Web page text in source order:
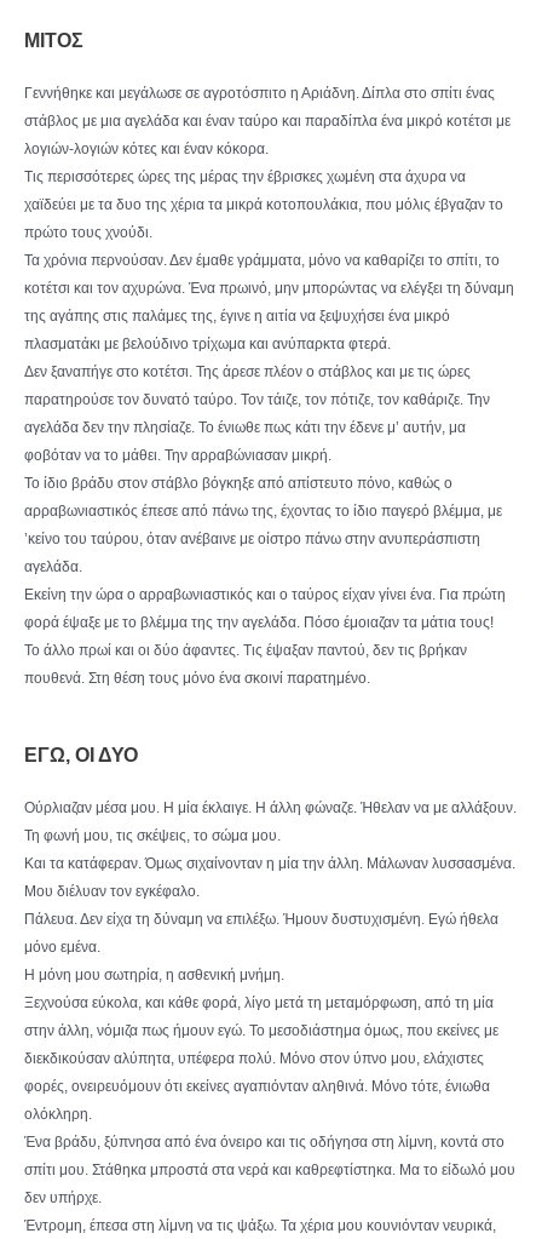
ΜΙΤΟΣ
Γεννήθηκε και μεγάλωσε σε αγροτόσπιτο η Αριάδνη. Δίπλα στο σπίτι ένας
στάβλος με μια αγελάδα και έναν ταύρο και παραδίπλα ένα μικρό κοτέτσι με
λογιών-λογιών κότες και έναν κόκορα.
Τις περισσότερες ώρες της μέρας την έβρισκες χωμένη στα άχυρα να
χαϊδεύει με τα δυο της χέρια τα μικρά κοτοπουλάκια, που μόλις έβγαζαν το
πρώτο τους χνούδι.
Τα χρόνια περνούσαν. Δεν έμαθε γράμματα, μόνο να καθαρίζει το σπίτι, το
κοτέτσι και τον αχυρώνα. Ένα πρωινό, μην μπορώντας να ελέγξει τη δύναμη
της αγάπης στις παλάμες της, έγινε η αιτία να ξεψυχήσει ένα μικρό
πλασματάκι με βελούδινο τρίχωμα και ανύπαρκτα φτερά.
Δεν ξαναπήγε στο κοτέτσι. Της άρεσε πλέον ο στάβλος και με τις ώρες
παρατηρούσε τον δυνατό ταύρο. Τον τάιζε, τον πότιζε, τον καθάριζε. Την
αγελάδα δεν την πλησίαζε. Το ένιωθε πως κάτι την έδενε μ’ αυτήν, μα
φοβόταν να το μάθει. Την αρραβώνιασαν μικρή.
Το ίδιο βράδυ στον στάβλο βόγκηξε από απίστευτο πόνο, καθώς ο
αρραβωνιαστικός έπεσε από πάνω της, έχοντας το ίδιο παγερό βλέμμα, με
’κείνο του ταύρου, όταν ανέβαινε με οίστρο πάνω στην ανυπεράσπιστη
αγελάδα.
Εκείνη την ώρα ο αρραβωνιαστικός και ο ταύρος είχαν γίνει ένα. Για πρώτη
φορά έψαξε με το βλέμμα της την αγελάδα. Πόσο έμοιαζαν τα μάτια τους!
Το άλλο πρωί και οι δύο άφαντες. Τις έψαξαν παντού, δεν τις βρήκαν
πουθενά. Στη θέση τους μόνο ένα σκοινί παρατημένο.
ΕΓΩ, ΟΙ ΔΥΟ
Ούρλιαζαν μέσα μου. Η μία έκλαιγε. Η άλλη φώναζε. Ήθελαν να με αλλάξουν.
Τη φωνή μου, τις σκέψεις, το σώμα μου.
Και τα κατάφεραν. Όμως σιχαίνονταν η μία την άλλη. Μάλωναν λυσσασμένα.
Μου διέλυαν τον εγκέφαλο.
Πάλευα. Δεν είχα τη δύναμη να επιλέξω. Ήμουν δυστυχισμένη. Εγώ ήθελα
μόνο εμένα.
Η μόνη μου σωτηρία, η ασθενική μνήμη.
Ξεχνούσα εύκολα, και κάθε φορά, λίγο μετά τη μεταμόρφωση, από τη μία
στην άλλη, νόμιζα πως ήμουν εγώ. Το μεσοδιάστημα όμως, που εκείνες με
διεκδικούσαν αλύπητα, υπέφερα πολύ. Μόνο στον ύπνο μου, ελάχιστες
φορές, ονειρευόμουν ότι εκείνες αγαπιόνταν αληθινά. Μόνο τότε, ένιωθα
ολόκληρη.
Ένα βράδυ, ξύπνησα από ένα όνειρο και τις οδήγησα στη λίμνη, κοντά στο
σπίτι μου. Στάθηκα μπροστά στα νερά και καθρεφτίστηκα. Μα το είδωλό μου
δεν υπήρχε.
Έντρομη, έπεσα στη λίμνη να τις ψάξω. Τα χέρια μου κουνιόνταν νευρικά,